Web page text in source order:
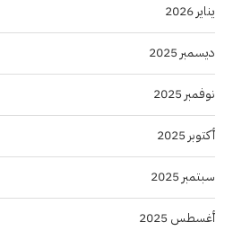
يناير 2026
ديسمبر 2025
نوفمبر 2025
أكتوبر 2025
سبتمبر 2025
أغسطس 2025